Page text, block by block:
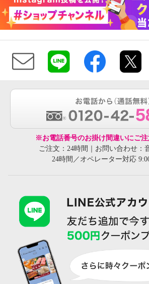
※お電話番号のお掛け間違いにご注
ご注文：24時間｜お問い合わせ：
24時間／オペレーター対応